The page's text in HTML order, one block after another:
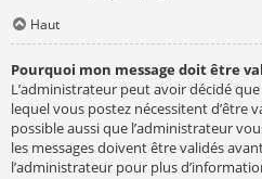
Haut
Pourquoi mon message doit être
L’administrateur peut avoir décidé
lequel vous postez nécessitent d’être
possible aussi que l’administrateur
les messages doivent être validés
l’administrateur pour plus